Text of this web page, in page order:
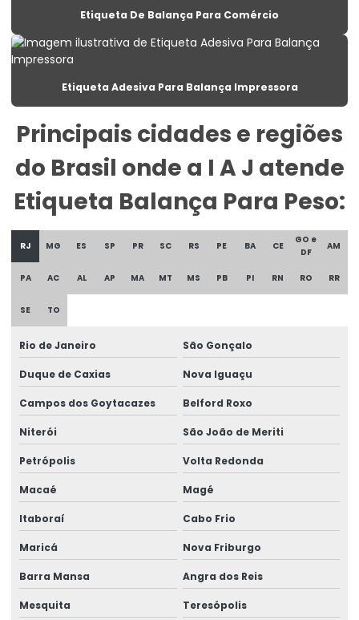
Etiqueta Para Congelados Em Supermercados
Etiqueta Para Congelados No Varejo
Etiqueta Para Gondolas De Supermercado
Etiqueta Para Roupas Personalizadas
Etiqueta Promocional Para Balcão De Vendas
Etiqueta Reutilizável Para Varejo
Etiqueta Termica Para Impressora
Etiqueta Térmica Para Impressora Térmica
Etiquetas Adesivas
Etiquetas Adesivas Com Acabamento Especializado
Etiquetas Adesivas Couchê
Etiquetas Adesivas Couchê Fosco
Etiquetas Adesivas De Alta Resolução
Etiquetas Adesivas De Impressão Digital
Etiquetas Adesivas De Papel E Plástico
Etiqueta De Balança Para Comércio
Etiqueta Adesiva Para Balança Impressora
Principais cidades e regiões
do Brasil onde a I A J atende
Etiqueta Balança Para Peso:
RJ MG ES SP PR SC RS PE BA CE
GO e
DF
AM
PA AC AL AP MA MT MS PB PI RN RO RR
SE TO
Rio de Janeiro São Gonçalo
Duque de Caxias Nova Iguaçu
Campos dos Goytacazes Belford Roxo
Niterói São João de Meriti
Petrópolis Volta Redonda
Macaé Magé
Itaboraí Cabo Frio
Maricá Nova Friburgo
Barra Mansa Angra dos Reis
Mesquita Teresópolis